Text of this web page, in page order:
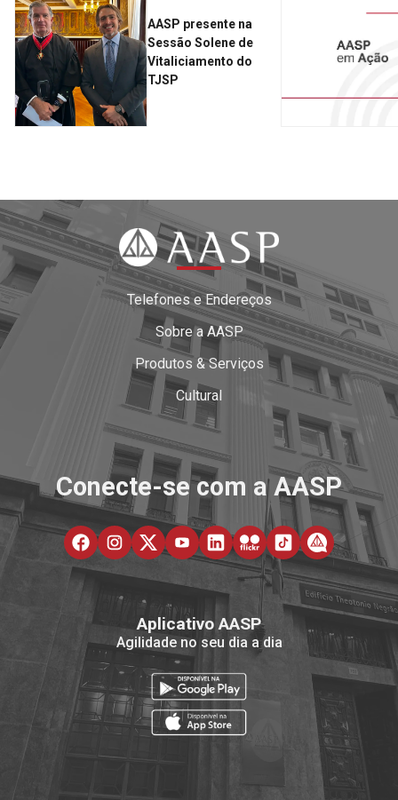
AASP presente na
Sessão Solene de
Vitaliciamento do
TJSP
Telefones e Endereços
Sobre a AASP
Produtos & Serviços
Cultural
Conecte-se com a AASP
Aplicativo AASP
Agilidade no seu dia a dia